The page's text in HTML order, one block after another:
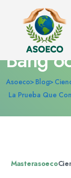
La
Bang
Asoeco Blog
La Prueba Que
Masterasoeco